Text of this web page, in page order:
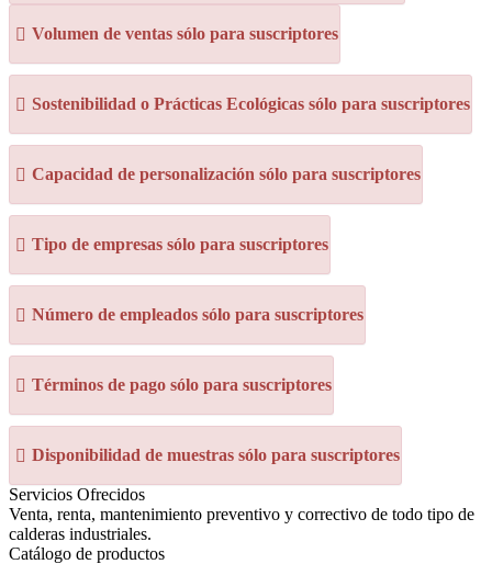
Volumen de ventas sólo para suscriptores
Sostenibilidad o Prácticas Ecológicas sólo para suscriptores
Capacidad de personalización sólo para suscriptores
Tipo de empresas sólo para suscriptores
Número de empleados sólo para suscriptores
Términos de pago sólo para suscriptores
Disponibilidad de muestras sólo para suscriptores
Servicios Ofrecidos
Venta, renta, mantenimiento preventivo y correctivo de todo tipo de
calderas industriales.
Catálogo de productos